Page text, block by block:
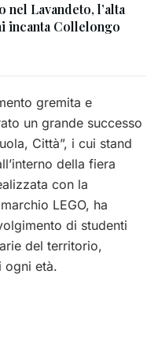
nel Lavandeto, l’alta
incanta Collelongo
gremita e
un grande successo
Città”, i cui stand
della fiera
con la
LEGO, ha
di studenti
del territorio,
ogni età.